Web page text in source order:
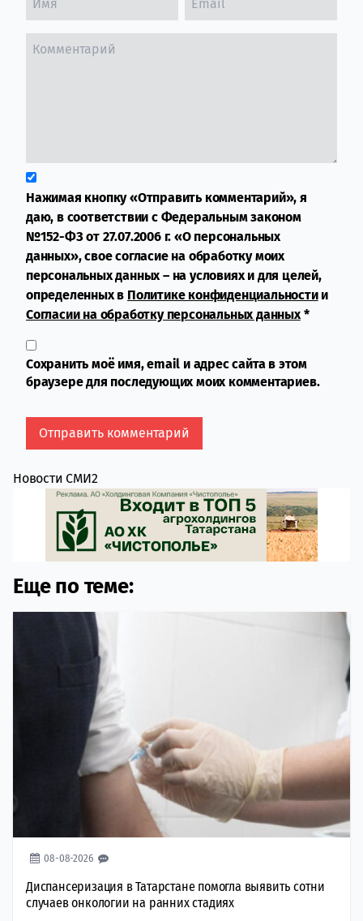
Нажимая кнопку «Отправить комментарий», я
даю, в соответствии с Федеральным законом
№152-ФЗ от 27.07.2006 г. «О персональных
данных», свое согласие на обработку моих
персональных данных – на условиях и для целей,
определенных в Политике конфиденциальностии
Согласии на обработку персональных данных*
Сохранить моё имя, email и адрес сайта в этом
браузере для последующих моих комментариев.
Новости СМИ2
Еще по теме:
08-08-2026
Диспансеризация в Татарстане помогла выявить сотни
случаев онкологии на ранних стадиях